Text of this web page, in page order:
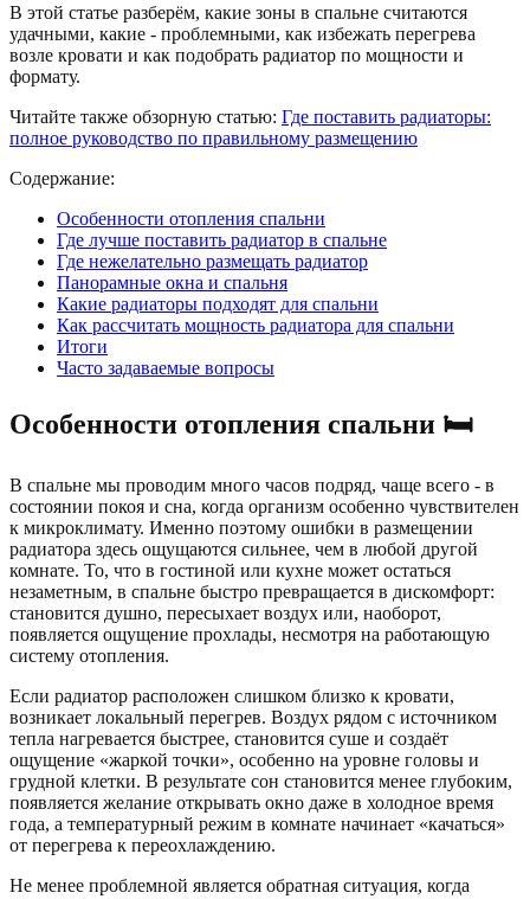
В этой статье разберём, какие зоны в спальне считаются
удачными, какие - проблемными, как избежать перегрева
возле кровати и как подобрать радиатор по мощности и
формату.
Читайте также обзорную статью: Где поставить радиаторы:
полное руководство по правильному размещению
Содержание:
Особенности отопления спальни
Где лучше поставить радиатор в спальне
Где нежелательно размещать радиатор
Панорамные окна и спальня
Какие радиаторы подходят для спальни
Как рассчитать мощность радиатора для спальни
Итоги
Часто задаваемые вопросы
Особенности отопления спальни 🛏️
В спальне мы проводим много часов подряд, чаще всего - в
состоянии покоя и сна, когда организм особенно чувствителен
к микроклимату. Именно поэтому ошибки в размещении
радиатора здесь ощущаются сильнее, чем в любой другой
комнате. То, что в гостиной или кухне может остаться
незаметным, в спальне быстро превращается в дискомфорт:
становится душно, пересыхает воздух или, наоборот,
появляется ощущение прохлады, несмотря на работающую
систему отопления.
Если радиатор расположен слишком близко к кровати,
возникает локальный перегрев. Воздух рядом с источником
тепла нагревается быстрее, становится суше и создаёт
ощущение «жаркой точки», особенно на уровне головы и
грудной клетки. В результате сон становится менее глубоким,
появляется желание открывать окно даже в холодное время
года, а температурный режим в комнате начинает «качаться»
от перегрева к переохлаждению.
Не менее проблемной является обратная ситуация, когда